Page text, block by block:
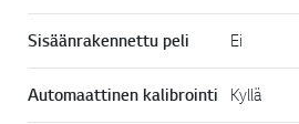
Sisäänrakennettu peli Ei
Automaattinen kalibrointi Kyllä